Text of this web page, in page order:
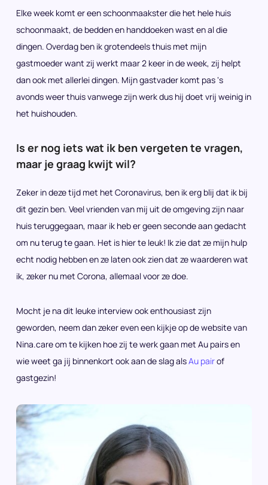
Elke week komt er een schoonmaakster die het hele huis
schoonmaakt, de bedden en handdoeken wast en al die
dingen. Overdag ben ik grotendeels thuis met mijn
gastmoeder want zij werkt maar 2 keer in de week, zij helpt
dan ook met allerlei dingen. Mijn gastvader komt pas ‘s
avonds weer thuis vanwege zijn werk dus hij doet vrij weinig in
het huishouden.
Is er nog iets wat ik ben vergeten te vragen,
maar je graag kwijt wil?
Zeker in deze tijd met het Coronavirus, ben ik erg blij dat ik bij
dit gezin ben. Veel vrienden van mij uit de omgeving zijn naar
huis teruggegaan, maar ik heb er geen seconde aan gedacht
om nu terug te gaan. Het is hier te leuk! Ik zie dat ze mijn hulp
echt nodig hebben en ze laten ook zien dat ze waarderen wat
ik, zeker nu met Corona, allemaal voor ze doe.
Mocht je na dit leuke interview ook enthousiast zijn
geworden, neem dan zeker even een kijkje op de website van
Nina.care om te kijken hoe zij te werk gaan met Au pairs en
wie weet ga jij binnenkort ook aan de slag alsAu pairof
gastgezin!